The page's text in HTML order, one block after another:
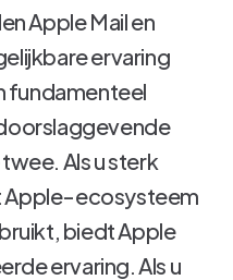
Apple Mail en
ervaring
fundamenteel
Als u sterk
Apple-ecosysteem
biedt Apple
ervaring. Als u